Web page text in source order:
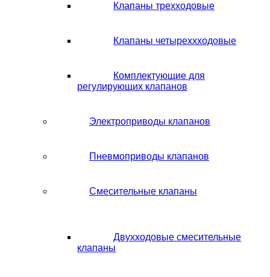
Клапаны трехходовые
Клапаны четыреххходовые
Комплектующие для
регулирующих клапанов
Электроприводы клапанов
Пневмоприводы клапанов
Смесительные клапаны
Двухходовые смесительные
клапаны